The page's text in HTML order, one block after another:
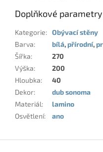
Doplňkové parametry
Kategorie: Obývací stěny
Barva: bílá,přírodní,
Šířka:
270
Výška:
200
Hloubka:
40
Dekor:
dub sonoma
Materiál:
lamino
Osvětlení: ano